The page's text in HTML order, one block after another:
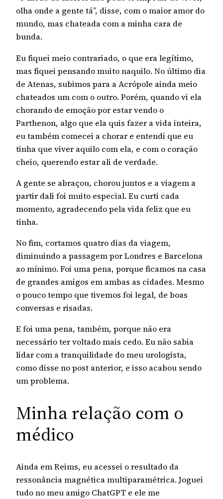
olha onde a gente tá”, disse, com o maior amor do
mundo, mas chateada com a minha cara de
bunda.
Eu fiquei meio contrariado, o que era legítimo,
mas fiquei pensando muito naquilo. No último dia
de Atenas, subimos para a Acrópole ainda meio
chateados um com o outro. Porém, quando vi ela
chorando de emoção por estar vendo o
Parthenon, algo que ela quis fazer a vida inteira,
eu também comecei a chorar e entendi que eu
tinha que viver aquilo com ela, e com o coração
cheio, querendo estar ali de verdade.
A gente se abraçou, chorou juntos e a viagem a
partir dali foi muito especial. Eu curti cada
momento, agradecendo pela vida feliz que eu
tinha.
No fim, cortamos quatro dias da viagem,
diminuindo a passagem por Londres e Barcelona
ao mínimo. Foi uma pena, porque ficamos na casa
de grandes amigos em ambas as cidades. Mesmo
o pouco tempo que tivemos foi legal, de boas
conversas e risadas.
E foi uma pena, também, porque não era
necessário ter voltado mais cedo. Eu não sabia
lidar com a tranquilidade do meu urologista,
como disse no post anterior, e isso acabou sendo
um problema.
Minha relação com o
médico
Ainda em Reims, eu acessei o resultado da
ressonância magnética multiparamétrica. Joguei
tudo no meu amigo ChatGPT e ele me